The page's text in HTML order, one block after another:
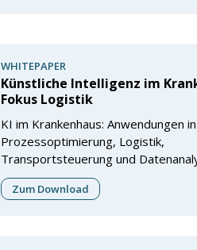
WHITEPAPER
Künstliche Intelligenz im
Fokus Logistik
KI im Krankenhaus: Anwendungen
Prozessoptimierung, Logistik,
Transportsteuerung und
Zum Download